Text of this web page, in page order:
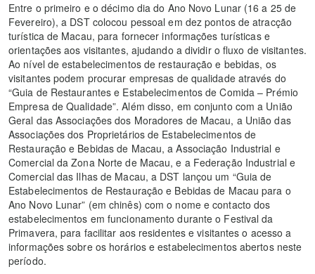
Entre o primeiro e o décimo dia do Ano Novo Lunar (16 a 25 de
Fevereiro), a DST colocou pessoal em dez pontos de atracção
turística de Macau, para fornecer informações turísticas e
orientações aos visitantes, ajudando a dividir o fluxo de visitantes.
Ao nível de estabelecimentos de restauração e bebidas, os
visitantes podem procurar empresas de qualidade através do
“Guia de Restaurantes e Estabelecimentos de Comida – Prémio
Empresa de Qualidade”. Além disso, em conjunto com a União
Geral das Associações dos Moradores de Macau, a União das
Associações dos Proprietários de Estabelecimentos de
Restauração e Bebidas de Macau, a Associação Industrial e
Comercial da Zona Norte de Macau, e a Federação Industrial e
Comercial das Ilhas de Macau, a DST lançou um “Guia de
Estabelecimentos de Restauração e Bebidas de Macau para o
Ano Novo Lunar” (em chinês) com o nome e contacto dos
estabelecimentos em funcionamento durante o Festival da
Primavera, para facilitar aos residentes e visitantes o acesso a
informações sobre os horários e estabelecimentos abertos neste
período.